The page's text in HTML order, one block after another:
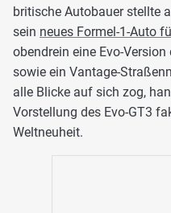
britische Autobauer stellte
sein neues Formel-1-Auto
obendrein eine Evo-
sowie ein Vantage-
alle Blicke auf sich zog,
Vorstellung des Evo-GT3
Weltneuheit.